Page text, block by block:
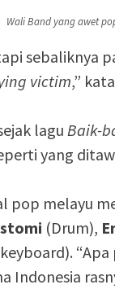
Wali Band yang awet
sebaliknya
victim,”
lagu Baik-
yang
pop melayu
(Drum),
keyboard).
Indonesia